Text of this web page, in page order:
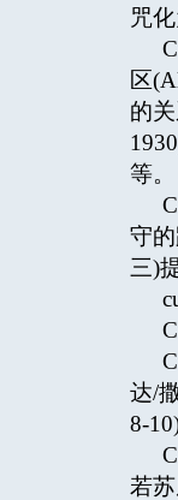
咒
区
的
等。
守
三)
达/
8-10)
若